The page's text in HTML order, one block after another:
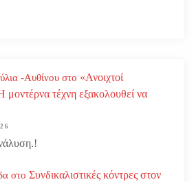
-Αυθίνου στο «Ανοιχτοί
μοντέρνα τέχνη εξακολουθεί να
στο Συνδικαλιστικές κόντρες στον